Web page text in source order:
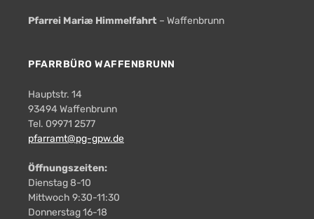
Pfarrei Mariæ Himmelfahrt – Waffenbrunn
PFARRBÜRO WAFFENBRUNN
Hauptstr. 14
93494 Waffenbrunn
Tel. 09971 2577
pfarramt@pg-gpw.de
Öffnungszeiten:
Dienstag 8-10
Mittwoch 9:30-11:30
Donnerstag 16-18